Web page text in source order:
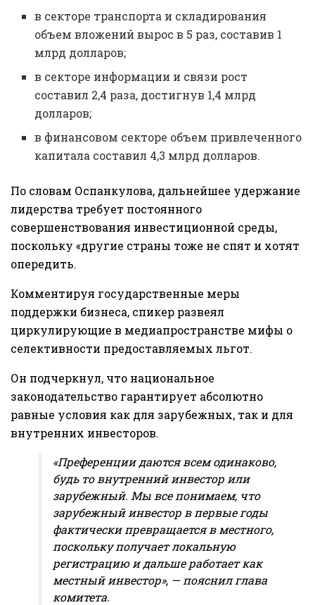
в секторе транспорта и складирования
объем вложений вырос в 5 раз, составив 1
млрд долларов;
в секторе информации и связи рост
составил 2,4 раза, достигнув 1,4 млрд
долларов;
в финансовом секторе объем привлеченного
капитала составил 4,3 млрд долларов.
По словам Оспанкулова, дальнейшее удержание
лидерства требует постоянного
совершенствования инвестиционной среды,
поскольку «другие страны тоже не спят и хотят
опередить.
Комментируя государственные меры
поддержки бизнеса, спикер развеял
циркулирующие в медиапространстве мифы о
селективности предоставляемых льгот.
Он подчеркнул, что национальное
законодательство гарантирует абсолютно
равные условия как для зарубежных, так и для
внутренних инвесторов.
«Преференции даются всем одинаково,
будь то внутренний инвестор или
зарубежный. Мы все понимаем, что
зарубежный инвестор в первые годы
фактически превращается в местного,
поскольку получает локальную
регистрацию и дальше работает как
местный инвестор», — пояснил глава
комитета.